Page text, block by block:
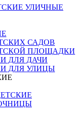
УЛИЧНЫЕ
САДОВ
ПЛОЩАДКИ
ДЛЯ ДАЧИ
ДЛЯ УЛИЦЫ